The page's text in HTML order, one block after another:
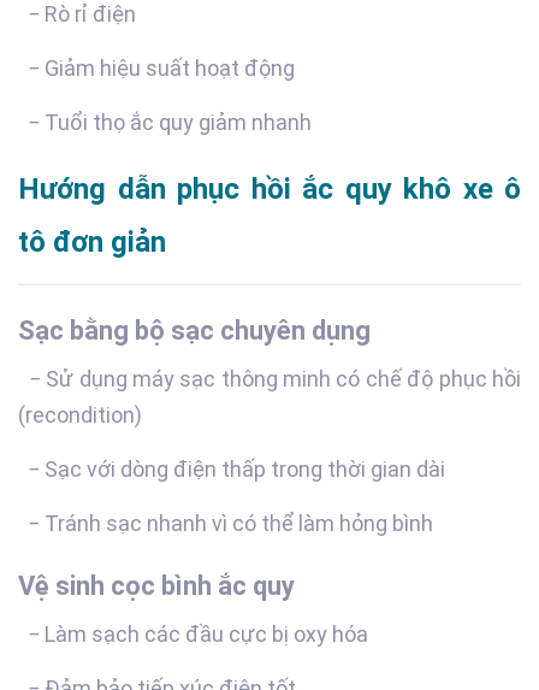
− Rò rỉ điện
− Giảm hiệu suất hoạt động
− Tuổi thọ ắc quy giảm nhanh
Hướng dẫn phục hồi ắc quy khô xe ô
tô đơn giản
Sạc bằng bộ sạc chuyên dụng
− Sử dụng máy sạc thông minh có chế độ phục hồi
(recondition)
− Sạc với dòng điện thấp trong thời gian dài
− Tránh sạc nhanh vì có thể làm hỏng bình
Vệ sinh cọc bình ắc quy
− Làm sạch các đầu cực bị oxy hóa